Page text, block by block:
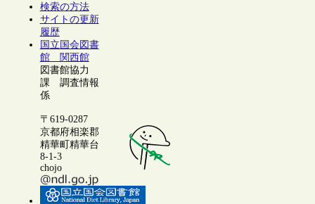
検索の方法
サイトの更新
履歴
国立国会図書
館 関西館
図書館協力
課 調査情報
係
〒619-0287
京都府相楽郡
精華町精華台
8-1-3
chojo